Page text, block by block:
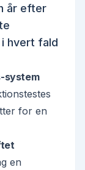
år efter
hvert fald
system
for en
en